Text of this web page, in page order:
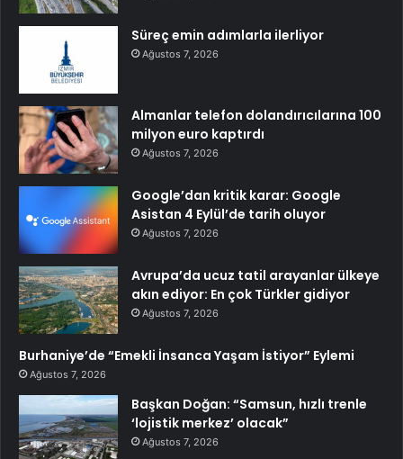
Süreç emin adımlarla ilerliyor
Ağustos 7, 2026
Almanlar telefon dolandırıcılarına 100
milyon euro kaptırdı
Ağustos 7, 2026
Google’dan kritik karar: Google
Asistan 4 Eylül’de tarih oluyor
Ağustos 7, 2026
Avrupa’da ucuz tatil arayanlar ülkeye
akın ediyor: En çok Türkler gidiyor
Ağustos 7, 2026
Burhaniye’de “Emekli İnsanca Yaşam İstiyor” Eylemi
Ağustos 7, 2026
Başkan Doğan: “Samsun, hızlı trenle
‘lojistik merkez’ olacak”
Ağustos 7, 2026